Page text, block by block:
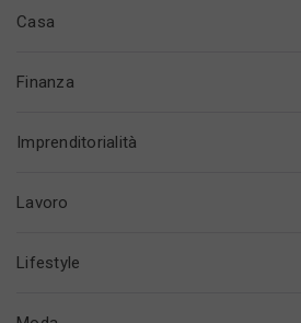
Casa
Finanza
Imprenditorialità
Lavoro
Lifestyle